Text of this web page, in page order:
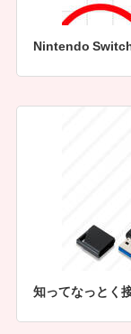
Nintendo
知ってなっとく